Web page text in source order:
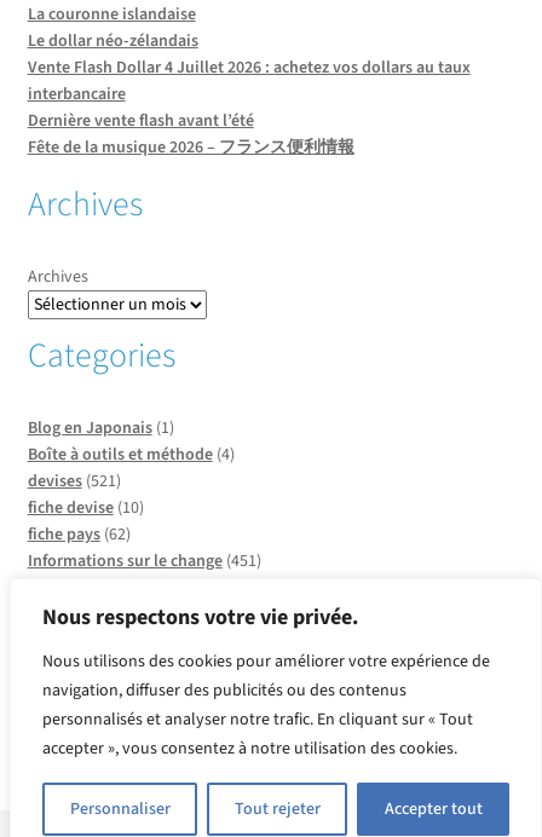
Nous respectons votre vie privée.
Nous utilisons des cookies pour améliorer votre expérience de
navigation, diffuser des publicités ou des contenus
personnalisés et analyser notre trafic. En cliquant sur « Tout
accepter », vous consentez à notre utilisation des cookies.
Personnaliser Tout rejeter Accepter tout
La couronne islandaise
Le dollar néo-zélandais
Vente Flash Dollar 4 Juillet 2026 : achetez vos dollars au taux
interbancaire
Dernière vente flash avant l’été
Fête de la musique 2026 – フランス便利情報
Archives
Archives
Categories
Blog en Japonais(1)
Boîte à outils et méthode(4)
devises(521)
fiche devise(10)
fiche pays(62)
Informations sur le change(451)
Infos sur CCO(137)
métaux (2)
Produits or et argent(2)
Quelle devise pour quel pays ?(39)
Revue de presse(143)